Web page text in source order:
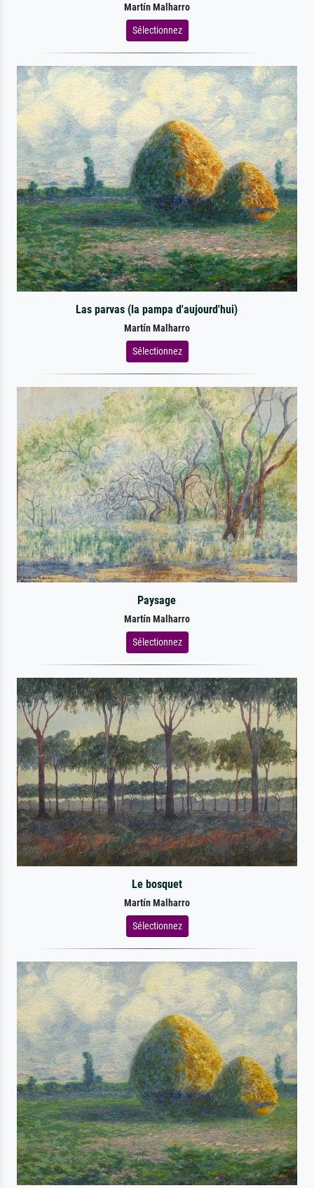
Martín Malharro
Sélectionnez
Las parvas (la pampa d'aujourd'hui)
Martín Malharro
Sélectionnez
Paysage
Martín Malharro
Sélectionnez
Le bosquet
Martín Malharro
Sélectionnez